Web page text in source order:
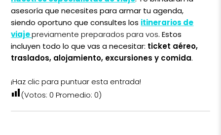
asesoría que necesites para armar tu agenda,
siendo oportuno que consultes los itinerarios de
viajepreviamente preparados para vos. Estos
incluyen todo lo que vas a necesitar: ticket aéreo,
traslados, alojamiento, excursiones y comida.
¡Haz clic para puntuar esta entrada!
(Votos:0 Promedio:0)